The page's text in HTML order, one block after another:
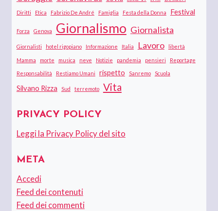
Diritti Etica Fabrizio De André Famiglia Festa della Donna Festival
Forza Genova Giornalismo Giornalista
Giornalisti hotel rigopiano Informazione Italia Lavoro libertà
Mamma morte musica neve Notizie pandemia pensieri Reportage
Responsabilità Restiamo Umani rispetto Sanremo Scuola
Silvano Rizza Sud terremoto Vita
PRIVACY POLICY
Leggi la Privacy Policy del sito
META
Accedi
Feed dei contenuti
Feed dei commenti